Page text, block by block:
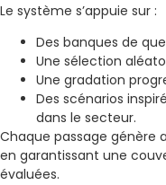
Le système s’appuie sur :
Des banques de
Une sélection
Une gradation
Des scénarios
dans le secteur.
Chaque passage génère
en garantissant une
évaluées.